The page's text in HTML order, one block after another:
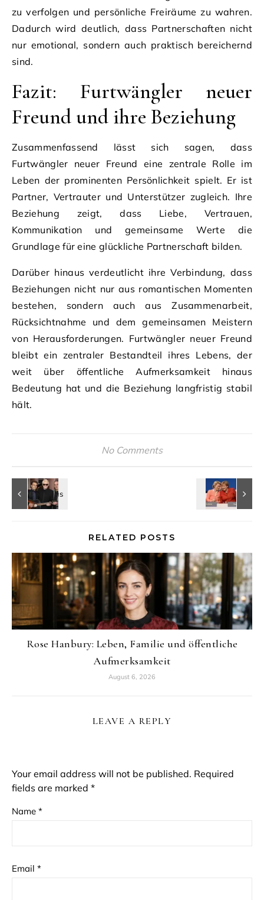
zu verfolgen und persönliche Freiräume zu wahren.
Dadurch wird deutlich, dass Partnerschaften nicht
nur emotional, sondern auch praktisch bereichernd
sind.
Fazit: Furtwängler neuer
Freund und ihre Beziehung
Zusammenfassend lässt sich sagen, dass
Furtwängler neuer Freund eine zentrale Rolle im
Leben der prominenten Persönlichkeit spielt. Er ist
Partner, Vertrauter und Unterstützer zugleich. Ihre
Beziehung zeigt, dass Liebe, Vertrauen,
Kommunikation und gemeinsame Werte die
Grundlage für eine glückliche Partnerschaft bilden.
Darüber hinaus verdeutlicht ihre Verbindung, dass
Beziehungen nicht nur aus romantischen Momenten
bestehen, sondern auch aus Zusammenarbeit,
Rücksichtnahme und dem gemeinsamen Meistern
von Herausforderungen. Furtwängler neuer Freund
bleibt ein zentraler Bestandteil ihres Lebens, der
weit über öffentliche Aufmerksamkeit hinaus
Bedeutung hat und die Beziehung langfristig stabil
hält.
No Comments
RELATED POSTS
Rose Hanbury: Leben, Familie und öffentliche
Aufmerksamkeit
August 6, 2026
LEAVE A REPLY
Your email address will not be published. Required
fields are marked *
Name *
Email *